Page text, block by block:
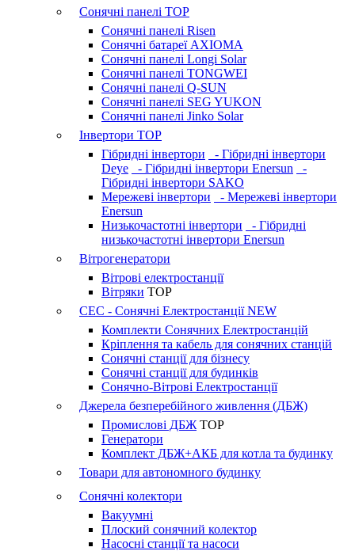
Сонячні панелі TOP
Сонячні панелі Risen
Сонячні батареї AXIOMA
Сонячні панелі Longi Solar
Сонячні панелі TONGWEI
Сонячні панелі Q-SUN
Сонячні панелі SEG YUKON
Сонячні панелі Jinko Solar
Інвертори TOP
Гібридні інвертори
- Гібридні інвертори
Deye
- Гібридні інвертори Enersun
-
Гібридні інвертори SAKO
Мережеві інвертори
- Мережеві інвертори
Enersun
Низькочастотні інвертори
- Гібридні
низькочастотні інвертори Enersun
Вітрогенератори
Вітрові електростанції
Вітряки TOP
СЕС - Сонячні Електростанції NEW
Комплекти Сонячних Електростанцій
Кріплення та кабель для сонячних станцій
Сонячні станції для бізнесу
Сонячні станції для будинків
Сонячно-Вітрові Електростанції
Джерела безперебійного живлення (ДБЖ)
Промислові ДБЖ TOP
Генератори
Комплект ДБЖ+АКБ для котла та будинку
Товари для автономного будинку
Сонячні колектори
Вакуумні
Плоский сонячний колектор
Насосні станції та насоси